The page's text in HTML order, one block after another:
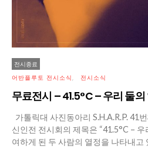
전시종료
어반플루토 전시소식 전시소식
무료전시 – 41.5°C – 우리 둘
가톨릭대 사진동아리 S.H.A.R.P. 41
신인전 전시회의 제목은 “41.5°C –
여하게 된 두 사람의 열정을 나타내